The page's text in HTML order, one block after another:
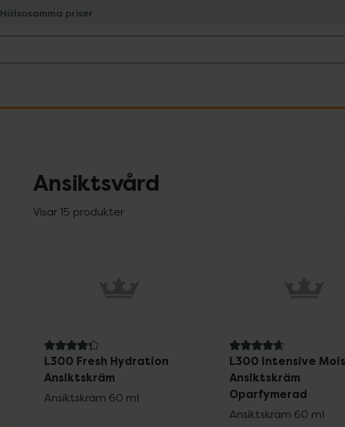
Hälsosamma priser
Ansiktsvård
Visar 15 produkter
4.3 av 5 i omdöme
L300 Fresh Hydration
Ansiktskräm
Ansiktskräm 60 ml
4.7 av 5 i omdöme
L300 Intensive
Ansiktskräm
Oparfymerad
Ansiktskräm 60 ml